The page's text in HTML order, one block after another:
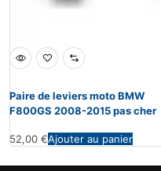
Paire de leviers moto BMW
F800GS 2008-2015 pas cher
52,00 €Ajouter au panier